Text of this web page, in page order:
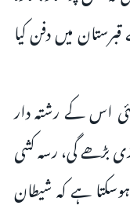
میں دفن کیا
گئی اس کے رشتہ دار
بڑھے گی، رسہ کشی
ہے کہ شیطان